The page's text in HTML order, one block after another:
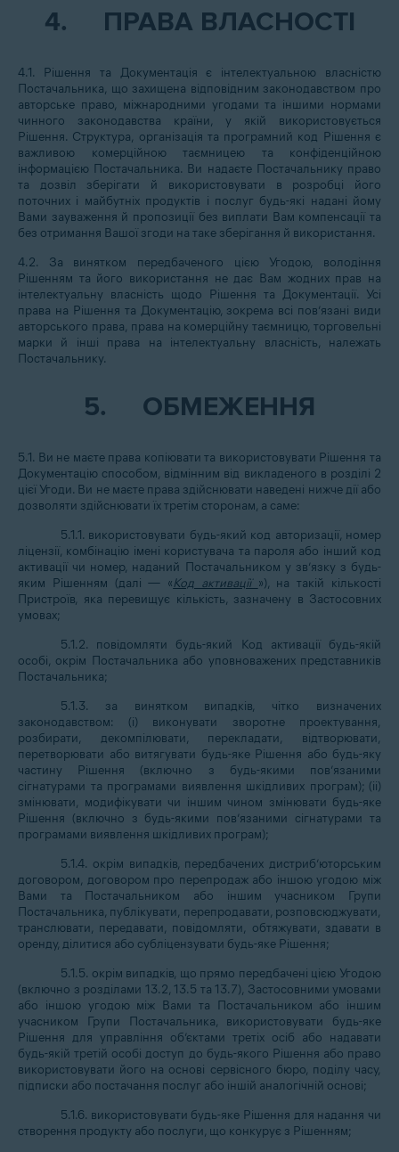
4. ПРАВА ВЛАСНОСТІ
4.1. Рішення та Документація є інтелектуальною власністю
Постачальника, що захищена відповідним законодавством про
авторське право, міжнародними угодами та іншими нормами
чинного законодавства країни, у якій використовується
Рішення. Структура, організація та програмний код Рішення є
важливою комерційною таємницею та конфіденційною
інформацією Постачальника. Ви надаєте Постачальнику право
та дозвіл зберігати й використовувати в розробці його
поточних і майбутніх продуктів і послуг будь-які надані йому
Вами зауваження й пропозиції без виплати Вам компенсації та
без отримання Вашої згоди на таке зберігання й використання.
4.2. За винятком передбаченого цією Угодою, володіння
Рішенням та його використання не дає Вам жодних прав на
інтелектуальну власність щодо Рішення та Документації. Усі
права на Рішення та Документацію, зокрема всі пов’язані види
авторського права, права на комерційну таємницю, торговельні
марки й інші права на інтелектуальну власність, належать
Постачальнику.
5. ОБМЕЖЕННЯ
5.1. Ви не маєте права копіювати та використовувати Рішення та
Документацію способом, відмінним від викладеного в розділі 2
цієї Угоди. Ви не маєте права здійснювати наведені нижче дії або
дозволяти здійснювати їх третім сторонам, а саме:
5.1.1. використовувати будь-який код авторизації, номер
ліцензії, комбінацію імені користувача та пароля або інший код
активації чи номер, наданий Постачальником у зв’язку з будь-
яким Рішенням (далі — «Код активації »), на такій кількості
Пристроїв, яка перевищує кількість, зазначену в Застосовних
умовах;
5.1.2. повідомляти будь-який Код активації будь-якій
особі, окрім Постачальника або уповноважених представників
Постачальника;
5.1.3. за винятком випадків, чітко визначених
законодавством: (і) виконувати зворотне проектування,
розбирати, декомпілювати, перекладати, відтворювати,
перетворювати або витягувати будь-яке Рішення або будь-яку
частину Рішення (включно з будь-якими пов’язаними
сігнатурами та програмами виявлення шкідливих програм); (ii)
змінювати, модифікувати чи іншим чином змінювати будь-яке
Рішення (включно з будь-якими пов’язаними сігнатурами та
програмами виявлення шкідливих програм);
5.1.4. окрім випадків, передбачених дистриб’юторським
договором, договором про перепродаж або іншою угодою між
Вами та Постачальником або іншим учасником Групи
Постачальника, публікувати, перепродавати, розповсюджувати,
транслювати, передавати, повідомляти, обтяжувати, здавати в
оренду, ділитися або субліцензувати будь-яке Рішення;
5.1.5. окрім випадків, що прямо передбачені цією Угодою
(включно з розділами 13.2, 13.5 та 13.7), Застосовними умовами
або іншою угодою між Вами та Постачальником або іншим
учасником Групи Постачальника, використовувати будь-яке
Рішення для управління об’єктами третіх осіб або надавати
будь-якій третій особі доступ до будь-якого Рішення або право
використовувати його на основі сервісного бюро, поділу часу,
підписки або постачання послуг або іншій аналогічній основі;
5.1.6. використовувати будь-яке Рішення для надання чи
створення продукту або послуги, що конкурує з Рішенням;